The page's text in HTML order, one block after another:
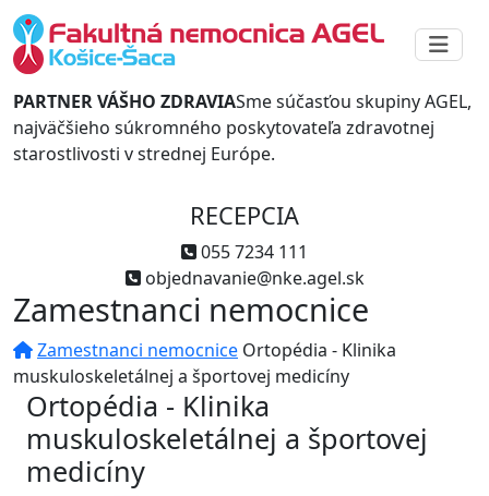
PARTNER VÁŠHO ZDRAVIASme súčasťou skupiny AGEL,
najväčšieho súkromného poskytovateľa zdravotnej
starostlivosti v strednej Európe.
RECEPCIA
055 7234 111
objednavanie@nke.agel.sk
Zamestnanci nemocnice
Zamestnanci nemocnice Ortopédia - Klinika
muskuloskeletálnej a športovej medicíny
Ortopédia - Klinika
muskuloskeletálnej a športovej
medicíny